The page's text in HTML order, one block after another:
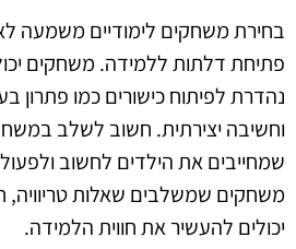
בחירת משחקים לימודיים משמעה
פתיחת דלתות ללמידה. משחקים
נהדרת לפיתוח כישורים כמו פתרון
וחשיבה יצירתית. חשוב לשלב
שמחייבים את הילדים לחשוב
משחקים שמשלבים שאלות טריוויה,
יכולים להעשיר את חווית הלמידה.